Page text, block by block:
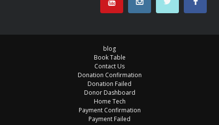
blog
Book Table
Contact Us
Donation Confirmation
Donation Failed
Donor Dashboard
Home Tech
Payment Confirmation
Payment Failed